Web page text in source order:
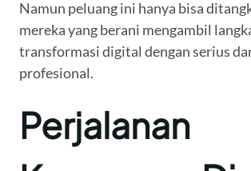
Namun peluang ini hanya bisa
mereka yang berani mengambil
transformasi digital dengan serius
profesional.
Perjalanan